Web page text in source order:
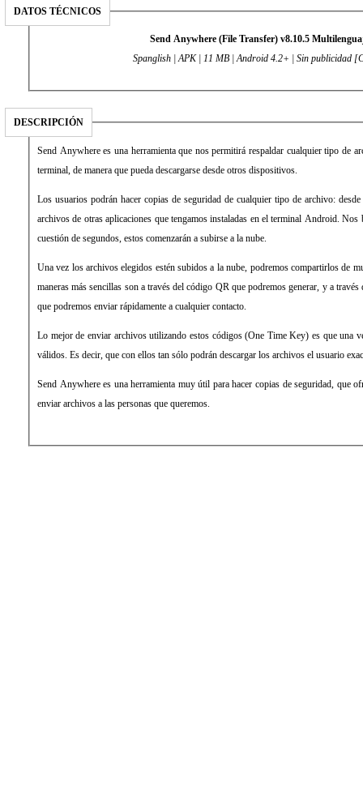
DATOS TÉCNICOS
Send Anywhere (File Transfer) v8.10.5
Spanglish | APK | 11 MB | Android 4.2+ | Sin publicidad
DESCRIPCIÓN
Send Anywhere es una herramienta que nos permitirá respaldar cualquier tipo de
terminal, de manera que pueda descargarse desde otros dispositivos.
Los usuarios podrán hacer copias de seguridad de cualquier tipo de archivo:
archivos de otras aplicaciones que tengamos instaladas en el terminal Android. Nos
cuestión de segundos, estos comenzarán a subirse a la nube.
Una vez los archivos elegidos estén subidos a la nube, podremos compartirlos de
maneras más sencillas son a través del código QR que podremos generar, y a través
que podremos enviar rápidamente a cualquier contacto.
Lo mejor de enviar archivos utilizando estos códigos (One Time Key) es que una
válidos. Es decir, que con ellos tan sólo podrán descargar los archivos el usuario
Send Anywhere es una herramienta muy útil para hacer copias de seguridad, que
enviar archivos a las personas que queremos.